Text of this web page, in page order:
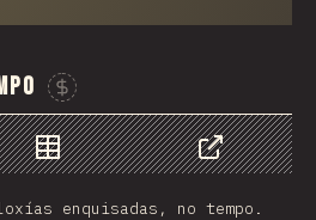
Data
Share
enquisadas, no tempo.